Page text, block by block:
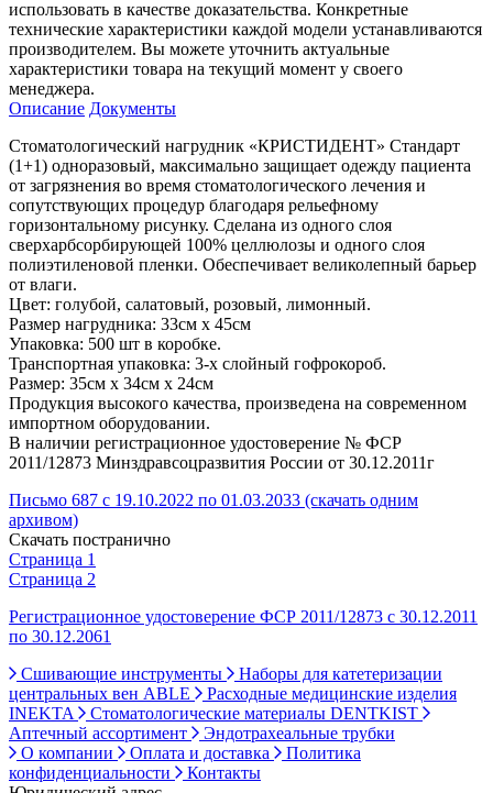
использовать в качестве доказательства. Конкретные
технические характеристики каждой модели устанавливаются
производителем. Вы можете уточнить актуальные
характеристики товара на текущий момент у своего
менеджера.
Описание Документы
Стоматологический нагрудник «КРИСТИДЕНТ» Стандарт
(1+1) одноразовый, максимально защищает одежду пациента
от загрязнения во время стоматологического лечения и
сопутствующих процедур благодаря рельефному
горизонтальному рисунку. Сделана из одного слоя
сверхарбсорбирующей 100% целлюлозы и одного слоя
полиэтиленовой пленки. Обеспечивает великолепный барьер
от влаги.
Цвет: голубой, салатовый, розовый, лимонный.
Размер нагрудника: 33см х 45см
Упаковка: 500 шт в коробке.
Транспортная упаковка: 3-х слойный гофрокороб.
Размер: 35см х 34см х 24см
Продукция высокого качества, произведена на современном
импортном оборудовании.
В наличии регистрационное удостоверение № ФСР
2011/12873 Минздравсоцразвития России от 30.12.2011г
Письмо 687 с 19.10.2022 по 01.03.2033 (скачать одним
архивом)
Скачать постранично
Страница 1
Страница 2
Регистрационное удостоверение ФСР 2011/12873 с 30.12.2011
по 30.12.2061
Сшивающие инструменты
Наборы для катетеризации
центральных вен ABLE
Расходные медицинские изделия
INEKTA
Стоматологические материалы DENTKIST
Аптечный ассортимент
Эндотрахеальные трубки
О компании
Оплата и доставка
Политика
конфиденциальности
Контакты